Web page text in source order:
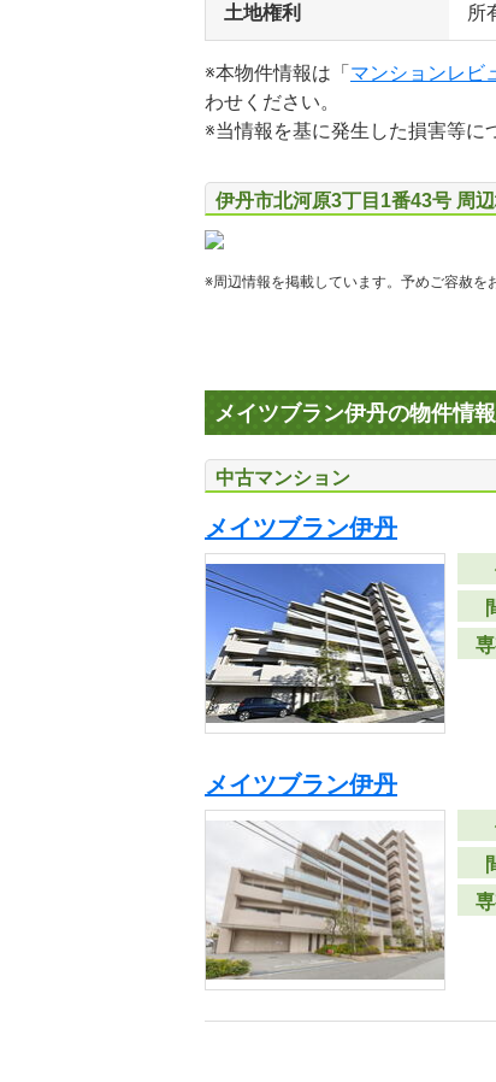
土地権利 所
※本物件情報は「 マンションレビ
わせください。
※当情報を基に発生した損害等に
伊丹市北河原3丁目1番43号 周
※周辺情報を掲載しています。予めご容赦を
メイツブラン伊丹の物件情報
中古マンション
メイツブラン伊丹
メイツブラン伊丹